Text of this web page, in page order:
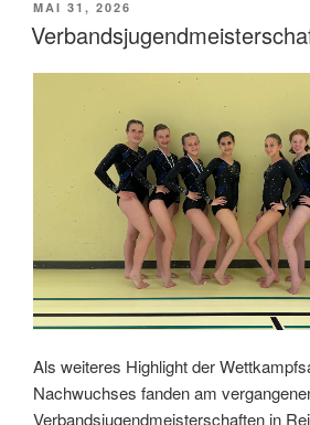
VERÖFFENTLICHT
AM
MAI 31, 2026
Als weiteres Highlight der
Nachwuchses fanden am
Verbandsjugendmeisterschaften in